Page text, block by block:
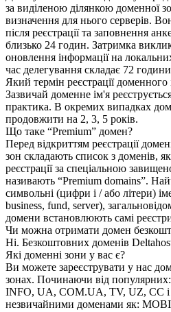
за виділеною ділянкою доменної
визначення для нього серверів.
після реєстрації та заповнення
близько 24 годин. Затримка
оновлення інформації на
час делегування складає 72
Який термін реєстрації доменного
Зазвичай доменне ім'я
практика. В окремих випадках
продовжити на 2, 3, 5 років.
Що таке “Premium” домен?
Перед відкриттям реєстрації
зон складають список з доменів,
реєстрації за спеціальною
називають “Premium domains”.
символьні (цифри і / або літери)
business, fund, server),
домени встановлюють самі
Чи можна отримати домен
Ні. Безкоштовних доменів
Які доменні зони у вас є?
Ви можете зареєструвати у нас
зонах. Починаючи від
INFO, UA, COM.UA, TV, UZ, CC і
незвичайними доменами як: